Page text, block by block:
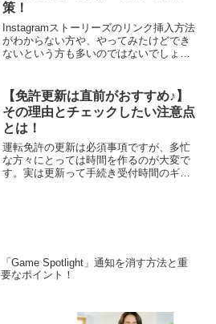
策！
Instagramストーリーズのリンク挿入方法
がわからない方や、やってみたけどでき
ないという方も多いのではないでしょう
発生した際の対応策などを解説します。
【免許更新は直前がおすすめ♪】
その理由とチェックしたい注意点
とは！
運転免許の更新は必須事項ですが、多忙
な方々にとっては時間を作るのが大変で
す。実は更新って手続き受付時間のギリ
「Game Spotlight」通知を消す方法と重
要なポイント！